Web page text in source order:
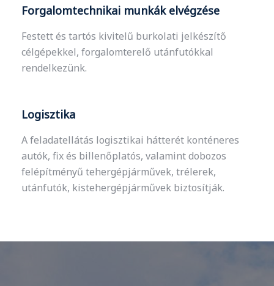
Forgalomtechnikai munkák elvégzése
Festett és tartós kivitelű burkolati jelkészítő
célgépekkel, forgalomterelő utánfutókkal
rendelkezünk.
Logisztika
A feladatellátás logisztikai hátterét konténeres
autók, fix és billenőplatós, valamint dobozos
felépítményű tehergépjárművek, trélerek,
utánfutók, kistehergépjárművek biztosítják.